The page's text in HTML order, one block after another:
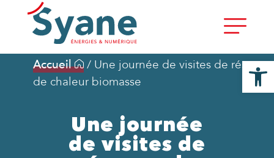
Accueil / Une journée de visites de réseaux
de chaleur biomasse
Une journée
de visites de
Ouvrir